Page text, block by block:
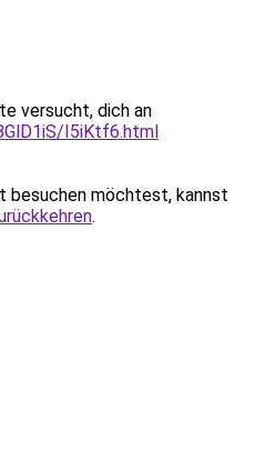
versucht, dich an
I5iKtf6.html
besuchen möchtest, kannst
.